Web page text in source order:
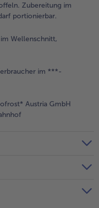
Zubereitung im
portionierbar.
Wellenschnitt,
im ***-
Austria GmbH